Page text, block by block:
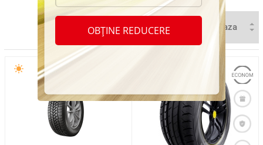
OBȚINE REDUCERE